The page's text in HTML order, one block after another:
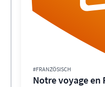
#FRANZÖSISCH
Notre voyage en